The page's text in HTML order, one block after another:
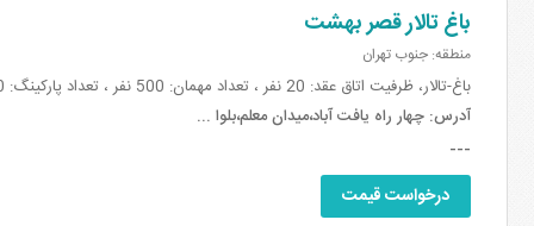
باغ تالار قصر بهشت
منطقه: جنوب تهران
باغ-تالار، ظرفیت اتاق عقد: 20 نفر ، تعداد مهمان: 500 نفر ، تعداد پارکینگ: 120
آدرس: چهار راه یافت آباد،میدان معلم،بلوا ...
---
درخواست قیمت